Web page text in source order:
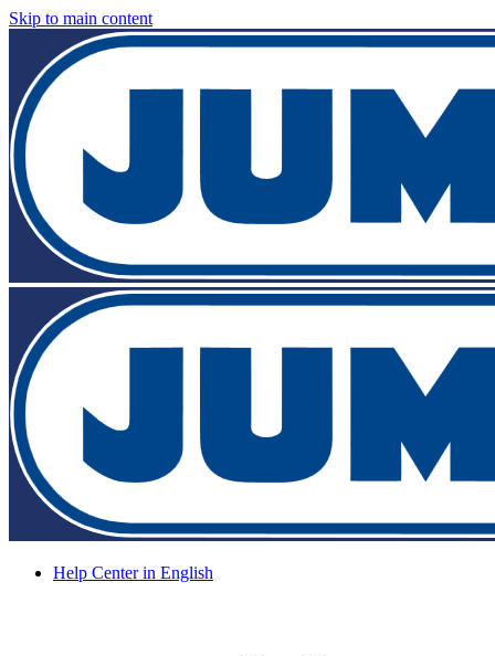
Skip to main content
Help Center in English